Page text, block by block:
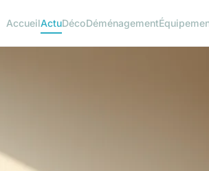
AccueilActuDécoDéménagement